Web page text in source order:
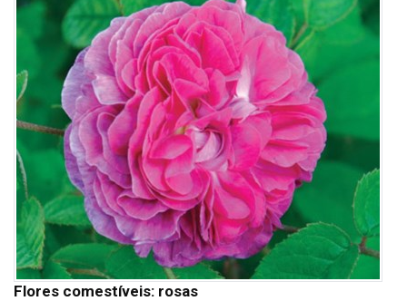
Flores comestíveis: rosas